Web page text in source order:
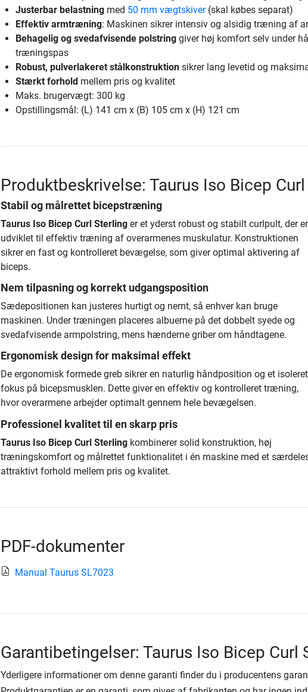
Justerbar belastningmed 50 mm vægtskiver(skal købes separat)
Effektiv armtræning: Maskinen sikrer intensiv og alsidig træning af
Behagelig og svedafvisende polstringgiver høj komfort selv under
træningspas
Robust, pulverlakeret stålkonstruktionsikrer lang levetid og
Stærkt forholdmellem pris og kvalitet
Maks. brugervægt: 300 kg
Opstillingsmål: (L) 141 cm x (B) 105 cm x (H) 121 cm
Produktbeskrivelse: Taurus Iso Bicep
Stabil og målrettet bicepstræning
Taurus Iso Bicep Curl Sterlinger et yderst robust og stabilt curlpult, der er
udviklet til effektiv træning af overarmenes muskulatur. Konstruktionen
sikrer en fast og kontrolleret bevægelse, som giver optimal aktivering af
biceps.
Nem tilpasning og korrekt udgangsposition
Sædepositionen kan justeres hurtigt og nemt, så enhver kan bruge
maskinen. Under træningen placeres albuerne på det dobbelt syede og
svedafvisende armpolstring, mens hænderne griber om håndtagene.
Ergonomisk design for maksimal effekt
De ergonomisk formede greb sikrer en naturlig håndposition og et isoleret
fokus på bicepsmusklen. Dette giver en effektiv og kontrolleret træning,
hvor overarmene arbejder optimalt gennem hele bevægelsen.
Professionel kvalitet til en skarp pris
Taurus Iso Bicep Curl Sterlingkombinerer solid konstruktion, høj
træningskomfort og målrettet funktionalitet i én maskine med et
attraktivt forhold mellem pris og kvalitet.
PDF-dokumenter
Manual Taurus SL7023
Garantibetingelser: Taurus Iso Bicep Curl
Yderligere informationer om denne garanti finder du i producentens